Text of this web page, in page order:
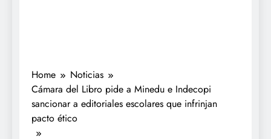
Home
Noticias
Cámara del Libro pide a Minedu e Indecopi
sancionar a editoriales escolares que infrinjan
pacto ético